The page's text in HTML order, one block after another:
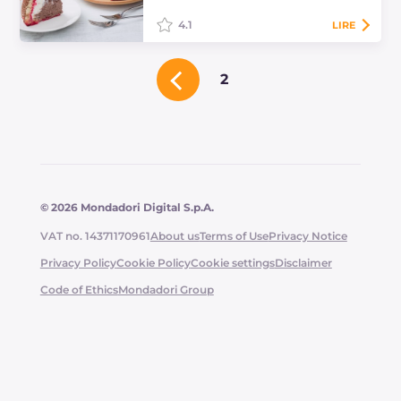
Le zuccotto est un dessert classique
florentin. Un dôme de génoise qui
cache des couches de crème de
4.1 LIRE
2
© 2026 Mondadori Digital S.p.A.
VAT no. 14371170961About usTerms of UsePrivacy Notice
Privacy PolicyCookie PolicyCookie settingsDisclaimer
Code of EthicsMondadori Group